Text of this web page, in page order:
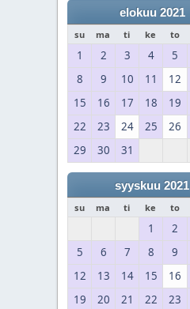
elokuu 2021
su ma ti ke to
1 2 3 4 5
8
9 10 11 12
15
16 17 18 19
22
23 24 25 26
29
30 31
syyskuu 2021
su ma ti ke to
1 2
5
6 7 8 9
12
13 14 15 16
19
20 21 22 23